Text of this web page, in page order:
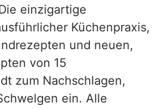
einzigartige
Küchenpraxis,
und neuen,
von 15
zum Nachschlagen,
ein. Alle